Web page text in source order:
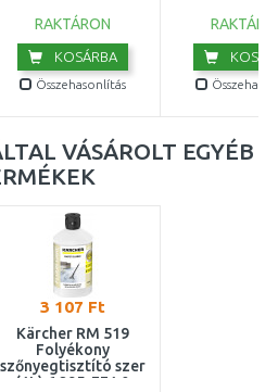
RAKTÁRON
KOSÁRBA
Összehasonlítás
VÁSÁROLT EGYÉB
3 107 Ft
Kärcher RM 519
Folyékony
szőnyegtisztító szer
(1L) 6.295-771.0